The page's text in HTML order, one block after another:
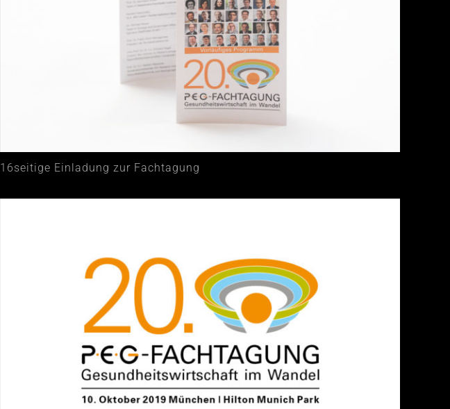
16seitige Einladung zur Fachtagung